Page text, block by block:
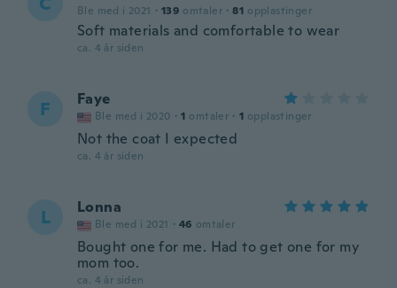
Ble med i 2021 · 139 omtaler · 81 opplastinger
Soft materials and comfortable to wear
ca. 4 år siden
F Faye
Ble med i 2020 · 1 omtaler · 1 opplastinger
Not the coat I expected
ca. 4 år siden
L Lonna
Ble med i 2021 · 46 omtaler
Bought one for me. Had to get one for my
mom too.
ca. 4 år siden